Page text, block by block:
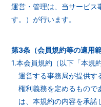
運営・管理は、当サービス
す。）が行います。
第3条（会員規約等の適用範
1.本会員規約（以下「本規
運営する事務局が提供す
権利義務を定めるもので
は、本規約の内容を承諾